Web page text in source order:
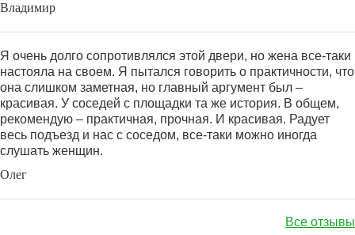
Владимир
Я очень долго сопротивлялся этой двери, но жена все-таки
настояла на своем. Я пытался говорить о практичности, что
она слишком заметная, но главный аргумент был –
красивая. У соседей с площадки та же история. В общем,
рекомендую – практичная, прочная. И красивая. Радует
весь подъезд и нас с соседом, все-таки можно иногда
слушать женщин.
Олег
Все отзывы